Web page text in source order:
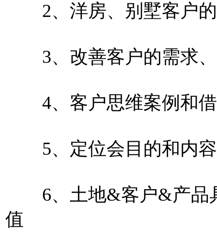
2、洋房、别墅客户的
3、改善客户的需求、
4、客户思维案例和
5、定位会目的和内
6、土地&客户&产品
值